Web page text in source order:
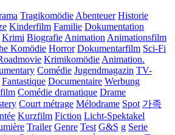
Tragikomödie Abenteuer Historie
Kinderfilm Familie Dokumentation
Krimi Biografie Animation Animationsfilm
Komödie Horror Dokumentarfilm Sci-Fi
Krimikomödie Animation.
Comédie Jugendmagazin TV-
Fantastique Documentaire Werbung
Comédie dramatique Drame
Court métrage Mélodrame Spot 가족
Kurzfilm Fiction Licht-Spektakel
Trailer Genre Test G&S g Serie